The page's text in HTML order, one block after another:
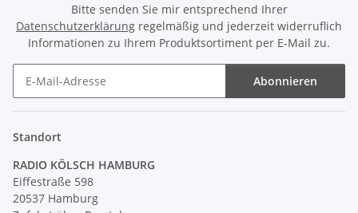
Bitte senden Sie mir entsprechend Ihrer
Datenschutzerklärung regelmäßig und jederzeit widerruflich
Informationen zu Ihrem Produktsortiment per E-Mail zu.
Abonnieren
Standort
RADIO KÖLSCH HAMBURG
Eiffestraße 598
20537 Hamburg